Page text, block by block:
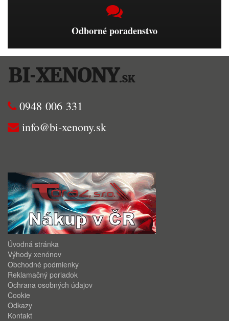
Odborné poradenstvo
0948 006 331
info@bi-xenony.sk
Úvodná stránka
Výhody xenónov
Obchodné podmienky
Reklamačný poriadok
Ochrana osobných údajov
Cookie
Odkazy
Kontakt